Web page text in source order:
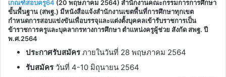
เกณฑ์สอบครู64 (20 พฤษภาคม 2564) สำนักงานคณะกรรมการการศึกษา
ขั้นพื้นฐาน (สพฐ.) มีหนังสือแจ้งสำนักงานเขตพื้นที่การศึกษาทุกเขต
กำหนดการสอบแข่งขันเพื่อบรรจุและแต่งตั้งบุคคลเข้ารับราชการเป็น
ข้าราชการครูและบุคลากรทางการศึกษา ตำแหน่งครูผู้ช่วย สังกัด สพฐ. ปี
พ.ศ.2564
ประกาศรับสมัครภายในวันที่ 28 พฤษภาคม 2564
รับสมัคร วันที่ 4-10 มิถุนายน 2564